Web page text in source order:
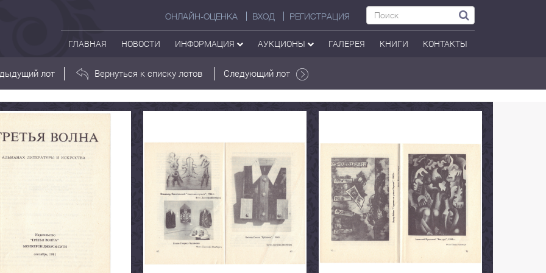
ОНЛАЙН-ОЦЕНКА ВХОД РЕГИСТРАЦИЯ
ГЛАВНАЯ НОВОСТИ ИНФОРМАЦИЯ АУКЦИОНЫ ГАЛЕРЕЯ КНИГИ КОНТАКТЫ
лот Вернуться к списку лотов Следующий лот